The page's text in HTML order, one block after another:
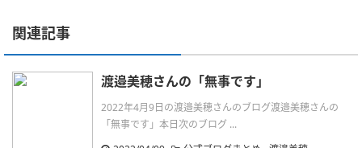
関連記事
渡邉美穂さんの「無事です」
2022年4月9日の渡邉美穂さんのブログ渡邉美穂さんの
「無事です」本日次のブログ ...